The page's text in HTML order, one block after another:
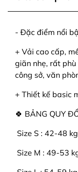
- Đặc điểm nổi
+ Vải cao cấp,
giãn nhẹ, rất
công sở, văn
+ Thiết kế basic
🍀 BẢNG QUY
Size S : 42-48
Size M : 49-53